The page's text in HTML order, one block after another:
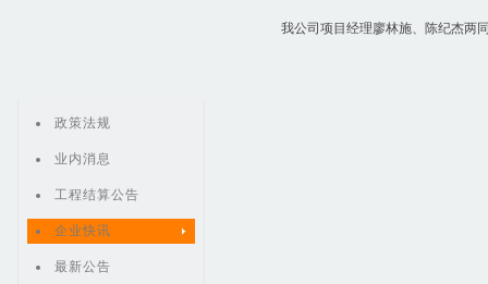
政策法规
业内消息
工程结算公告
企业快讯
最新公告
我公司项目经理廖林施、陈纪杰两